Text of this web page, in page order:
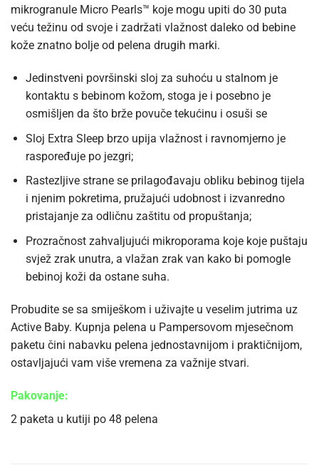
mikrogranule Micro Pearls™ koje mogu upiti do 30 puta
veću težinu od svoje i zadržati vlažnost daleko od bebine
kože znatno bolje od pelena drugih marki.
Jedinstveni površinski sloj za suhoću u stalnom je
kontaktu s bebinom kožom, stoga je i posebno je
osmišljen da što brže povuče tekućinu i osuši se
Sloj Extra Sleep brzo upija vlažnost i ravnomjerno je
raspoređuje po jezgri;
Rastezljive strane se prilagođavaju obliku bebinog tijela
i njenim pokretima, pružajući udobnost i izvanredno
pristajanje za odličnu zaštitu od propuštanja;
Prozračnost zahvaljujući mikroporama koje koje puštaju
svjež zrak unutra, a vlažan zrak van kako bi pomogle
bebinoj koži da ostane suha.
Probudite se sa smiješkom i uživajte u veselim jutrima uz
Active Baby. Kupnja pelena u Pampersovom mjesečnom
paketu čini nabavku pelena jednostavnijom i praktičnijom,
ostavljajući vam više vremena za važnije stvari.
Pakovanje:
2 paketa u kutiji po 48 pelena